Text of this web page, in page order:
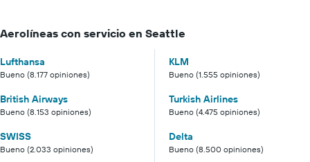
Aerolíneas con servicio en Seattle
Lufthansa
Bueno (8.177 opiniones)
KLM
Bueno (1.555 opiniones)
British Airways
Bueno (8.153 opiniones)
Turkish Airlines
Bueno (4.475 opiniones)
SWISS
Bueno (2.033 opiniones)
Delta
Bueno (8.500 opiniones)